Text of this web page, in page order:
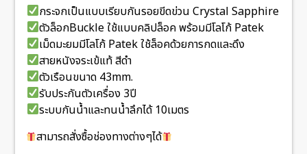
กระจกเป็นแบบเรียบกันรอยขีดข่วน Crystal Sapphire
ตัวล็อกBuckle ใช้แบบคลิปล็อค พร้อมมีโลโก้ Patek
เม็ดมะยมมีโลโก้ Patek ใช้ล็อคด้วยการกดและดึง
สายหนังจระเข้แท้ สีดำ
ตัวเรือนขนาด 43mm.
รับประกันตัวเครื่อง 3ปี
ระบบกันน้ำและทนน้ำลึกได้ 10เมตร
สามารถสั่งซื้อช่องทางต่างๆได้